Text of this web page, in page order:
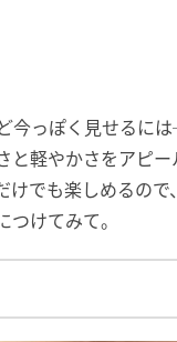
今っぽく見せるに
と軽やかさをアピ
でも楽しめるので
けてみて。